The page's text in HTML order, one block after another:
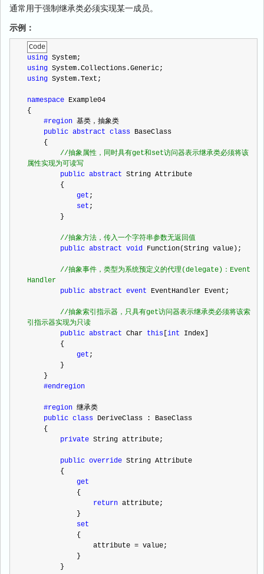
通常用于强制继承类必须实现某一成员。
示例：
Code
using System;
using System.Collections.Generic;
using System.Text;
namespace Example04
{
#region 基类，抽象类
public abstract class BaseClass
    {
//抽象属性，同时具有get和set访问器表示继承类必须将该
属性实现为可读写
public abstract String Attribute
        {
get ;
set ;
        }
//抽象方法，传入一个字符串参数无返回值
public abstract void Function(String value);
//抽象事件，类型为系统预定义的代理(delegate)：Event
Handler
public abstract event EventHandler Event;
//抽象索引指示器，只具有get访问器表示继承类必须将该索
引指示器实现为只读
public abstract Char this int Index]
        {
get ;
        }
    }
#endregion
#region 继承类
public class DeriveClass : BaseClass
    {
private String attribute;
public override String Attribute
        {
get
            {
return attribute;
            }
set
            {
                attribute
= value;
            }
        }